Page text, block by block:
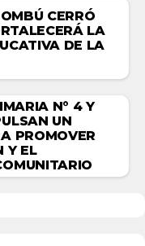
CERRÓ
LA
DE LA
N° 4 Y
UN
PROMOVER
Y EL